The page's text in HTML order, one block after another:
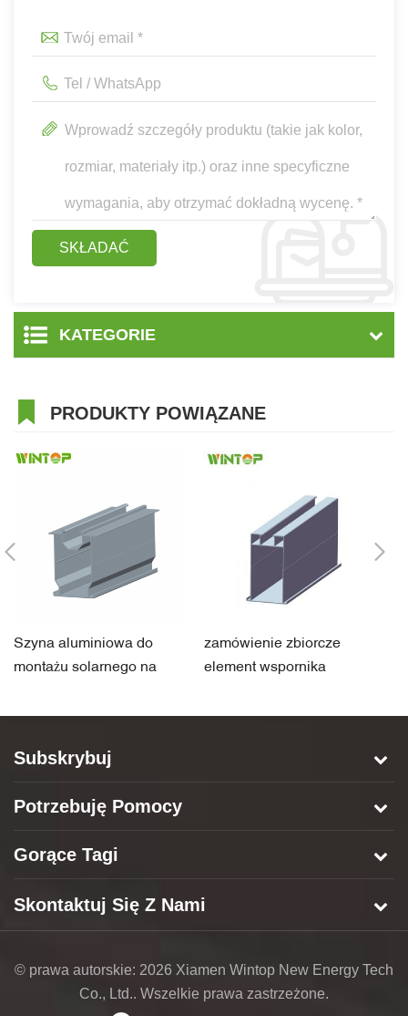
KATEGORIE
PRODUKTY POWIĄZANE
Szyna aluminiowa do
montażu solarnego na
zamówienie zbiorcze
element wspornika
szyna wiaty,
Subskrybuj
Potrzebuję Pomocy
Gorące Tagi
Skontaktuj Się Z Nami
© prawa autorskie: 2026 Xiamen Wintop New Energy Tech
Co., Ltd.. Wszelkie prawa zastrzeżone.